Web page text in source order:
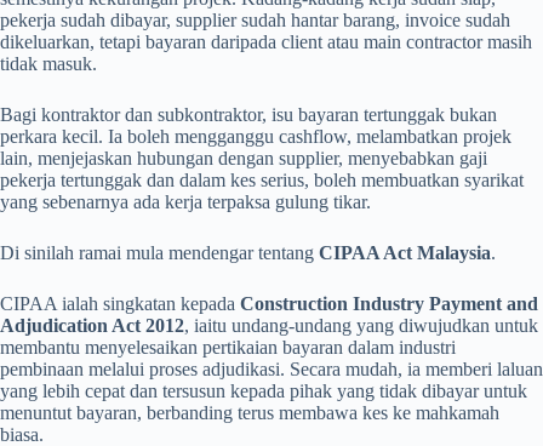
pekerja sudah dibayar, supplier sudah hantar barang, invoice sudah
dikeluarkan, tetapi bayaran daripada client atau main contractor masih
tidak masuk.
Bagi kontraktor dan subkontraktor, isu bayaran tertunggak bukan
perkara kecil. Ia boleh mengganggu cashflow, melambatkan projek
lain, menjejaskan hubungan dengan supplier, menyebabkan gaji
pekerja tertunggak dan dalam kes serius, boleh membuatkan syarikat
yang sebenarnya ada kerja terpaksa gulung tikar.
Di sinilah ramai mula mendengar tentang CIPAA Act Malaysia.
CIPAA ialah singkatan kepada Construction Industry Payment and
Adjudication Act 2012, iaitu undang-undang yang diwujudkan untuk
membantu menyelesaikan pertikaian bayaran dalam industri
pembinaan melalui proses adjudikasi. Secara mudah, ia memberi laluan
yang lebih cepat dan tersusun kepada pihak yang tidak dibayar untuk
menuntut bayaran, berbanding terus membawa kes ke mahkamah
biasa.